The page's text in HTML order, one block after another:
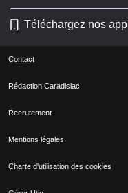
Téléchargez nos
Contact
Rédaction Caradisiac
Recrutement
Mentions légales
Charte d'utilisation des cookies